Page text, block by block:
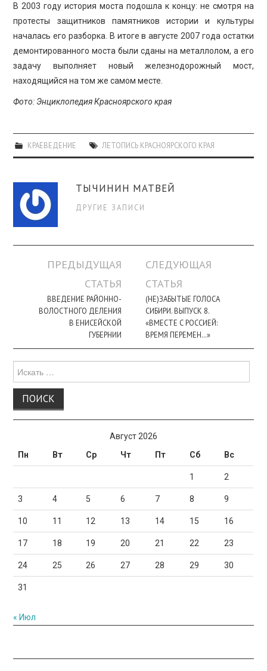
В 2003 году история моста подошла к концу: не смотря на
протесты защитников памятников истории и культуры
началась его разборка. В итоге в августе 2007 года остатки
демонтированного моста были сданы на металлолом, а его
задачу выполняет новый железнодорожный мост,
находящийся на том же самом месте.
Фото: Энциклопедия Красноярского края
КРАЕВЕДЕНИЕ ЛЕТОПИСЬ КРАСНОЯРСКОГО КРАЯ
ТЫЧИНИН МАТВЕЙ
ДРУГИЕ ЗАПИСИ
Навигация
записи
ПРЕДЫДУЩАЯ
СТАТЬЯ
ВВЕДЕНИЕ РАЙОННО-
ВОЛОСТНОГО ДЕЛЕНИЯ
В ЕНИСЕЙСКОЙ
ГУБЕРНИИ
СЛЕДУЮЩАЯ
СТАТЬЯ
(НЕ)ЗАБЫТЫЕ ГОЛОСА
СИБИРИ. ВЫПУСК 8.
«ВМЕСТЕ С РОССИЕЙ:
ВРЕМЯ ПЕРЕМЕН…»
для:
Август 2026
Пн
Вт Ср Чт Пт Сб Вс
1 2
3 4 5 6 7 8 9
10 11 12 13 14 15 16
17 18 19 20 21 22 23
24 25 26 27 28 29 30
31
« Июл